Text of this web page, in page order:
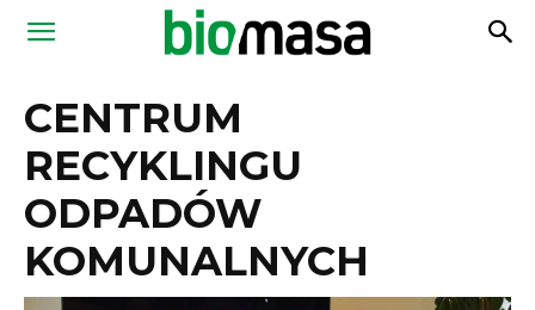
Magazyn
CENTRUM
RECYKLINGU
ODPADÓW
KOMUNALNYCH